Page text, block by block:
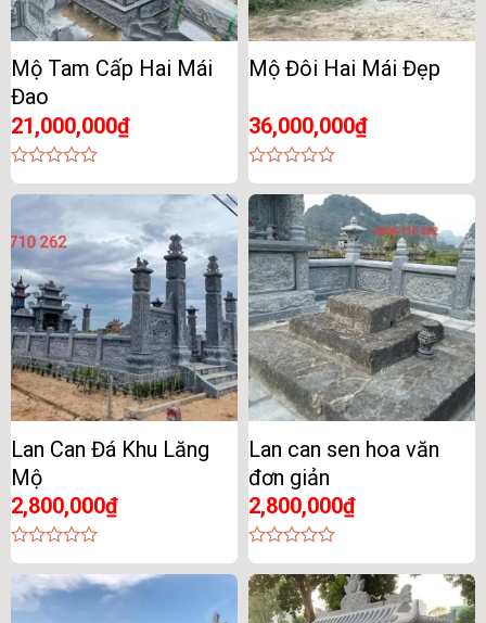
Mộ Tam Cấp Hai Mái
Đao
21,000,000₫
0
out
5
Mộ Đôi Hai Mái Đẹp
36,000,000₫
0
out
of
5
Lan Can Đá Khu Lăng
Mộ
2,800,000₫
0
of
5
Lan can sen hoa văn
đơn giản
2,800,000₫
0
out
of
5